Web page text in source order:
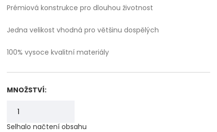
Prémiová konstrukce pro dlouhou životnost
Jedna velikost vhodná pro většinu dospělých
100% vysoce kvalitní materiály
MNOŽSTVÍ:
Selhalo načtení obsahu